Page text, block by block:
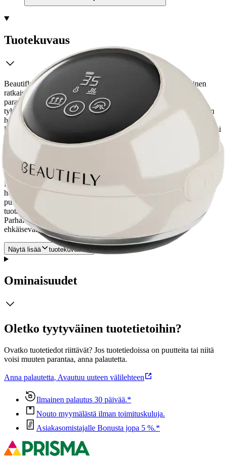
Tuotekuvaus
Beautifly vartalohierontalaite B-Bubble Body on innovatiivinen
ratkaisu selluliitin torjuntaan ja ihon kiinteyden ja sileyden
parantamiseen. Tämä sähköinen hierontalaite käyttää
tyhjiöteknologiaa, lämpöä ja magneettiterapiaa syvän ja tehokkaan
hieronnan aikaansaamiseksi. 5 imutehotasoa ja 5-portainen
lämmitysjärjestelmä mahdollistavat hoidon mukauttamisen tarpeidesi
mukaan.Kahdeksan magneettista hierontakiveä stimuloivat
verenkiertoa ja auttavat poistamaan myrkkyjä, jolloin niillä on
detoksifioiva ja tulehdusta ehkäisevä vaikutus. Ergonomisen ja
langattoman muotoilun ansiosta hierontalaitetta on helppo käyttää
kehon eri osissa, ja liukumaton silikonipinta takaa hyvän otteen.
Näytöllä varustetun intuitiivisen kosketusnäytön avulla laitetta on
helppo ohjata, ja voimakas lämmitysvaikutus yhdistettynä
punavalohoitoon edistää kollageenin ja elastiinin nopeampaa
tuotantoa, jolloin iho tuntuu kiinteämmältä ja joustavammalta.
Parhaiden tulosten saavuttamiseksi suositellaan selluliittia
ehkäisevän öljyn käyttöä hoidon aikana.
Näytä lisää tuotekuvausta
Ominaisuudet
Oletko tyytyväinen tuotetietoihin?
Ovatko tuotetiedot riittävät? Jos tuotetiedoissa on puutteita tai niitä
voisi muuten parantaa, anna palautetta.
Anna palautetta, Avautuu uuteen välilehteen
Ilmainen palautus 30 päivää.*
Nouto myymälästä ilman toimituskuluja.
Asiakasomistajalle Bonusta jopa 5 %.*